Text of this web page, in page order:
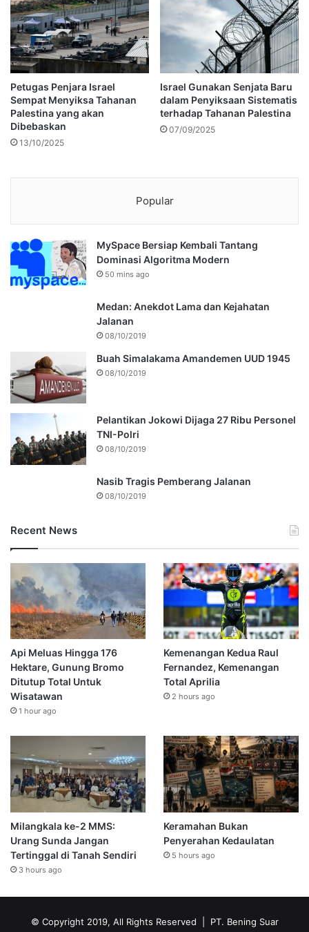
Petugas Penjara Israel
Sempat Menyiksa Tahanan
Palestina yang akan
Dibebaskan
13/10/2025
Israel Gunakan Senjata Baru
dalam Penyiksaan Sistematis
terhadap Tahanan Palestina
07/09/2025
Popular
MySpace Bersiap Kembali Tantang
Dominasi Algoritma Modern
50 mins ago
Medan: Anekdot Lama dan Kejahatan
Jalanan
08/10/2019
Buah Simalakama Amandemen UUD 1945
08/10/2019
Pelantikan Jokowi Dijaga 27 Ribu Personel
TNI-Polri
08/10/2019
Nasib Tragis Pemberang Jalanan
08/10/2019
Recent News
Api Meluas Hingga 176
Hektare, Gunung Bromo
Ditutup Total Untuk
Wisatawan
1 hour ago
Kemenangan Kedua Raul
Fernandez, Kemenangan
Total Aprilia
2 hours ago
Milangkala ke-2 MMS:
Urang Sunda Jangan
Tertinggal di Tanah Sendiri
3 hours ago
Keramahan Bukan
Penyerahan Kedaulatan
5 hours ago
© Copyright 2019, All Rights Reserved | PT. Bening Suar